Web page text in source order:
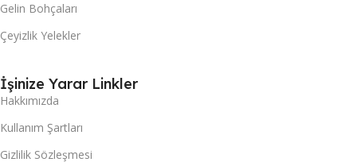
Gelin Bohçaları
Çeyizlik Yelekler
İşinize Yarar Linkler
Hakkımızda
Kullanım Şartları
Gizlilik Sözleşmesi